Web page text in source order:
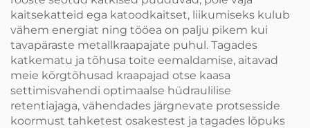
kaitsekatteid ega katoodkaitset, liikumiseks kulub
vähem energiat ning tööea on palju pikem kui
tavapäraste metallkraapajate puhul. Tagades
katkematu ja tõhusa toite eemaldamise, aitavad
meie kõrgtõhusad kraapajad otse kaasa
settimisvahendi optimaalse hüdraulilise
retentiajaga, vähendades järgnevate protsesside
koormust tahketest osakestest ja tagades lõpuks